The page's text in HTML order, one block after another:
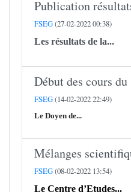
Publication
FSEG(27-02-2022 00:38)
Les résultats de la...
Début des cours du
FSEG(14-02-2022 22:49)
Le Doyen de...
Mélanges
FSEG(08-02-2022 13:54)
Le Centre d’Etudes...